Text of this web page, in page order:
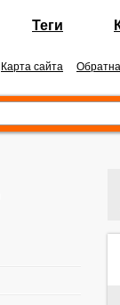
Теги
Карта сайта